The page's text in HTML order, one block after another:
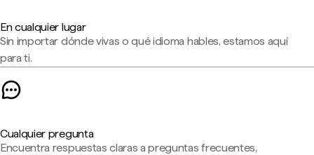
En cualquier lugar
Sin importar dónde vivas o qué idioma hables, estamos aquí
para ti.
Cualquier pregunta
Encuentra respuestas claras a preguntas frecuentes,